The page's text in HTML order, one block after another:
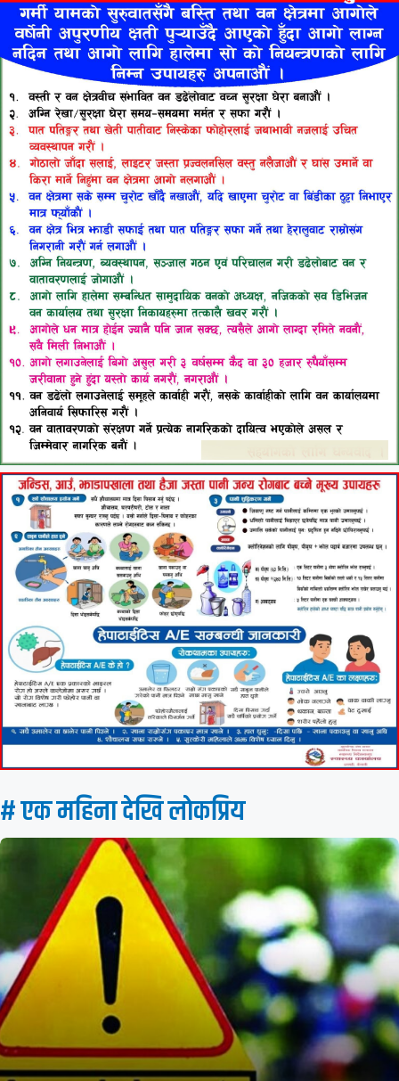
# एक महिना देखि लाेकप्रिय